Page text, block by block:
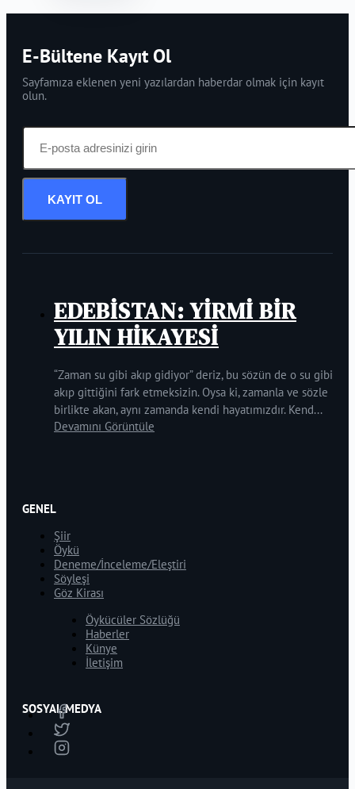
E-Bültene Kayıt Ol
Sayfamıza eklenen yeni yazılardan haberdar olmak için kayıt
olun.
KAYIT OL
EDEBİSTAN: YİRMİ BİR
YILIN HİKAYESİ
“Zaman su gibi akıp gidiyor” deriz, bu sözün de o su gibi
akıp gittiğini fark etmeksizin. Oysa ki, zamanla ve sözle
birlikte akan, aynı zamanda kendi hayatımızdır. Kend...
Devamını Görüntüle
GENEL
Şiir
Öykü
Deneme/İnceleme/Eleştiri
Söyleşi
Göz Kirası
Öykücüler Sözlüğü
Haberler
Künye
İletişim
SOSYAL MEDYA